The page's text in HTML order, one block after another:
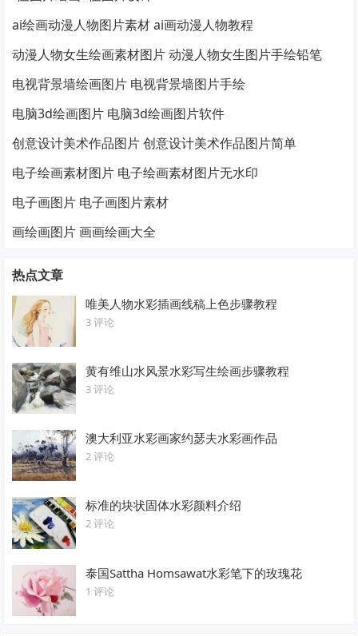
ai绘画动漫人物图片素材 ai画动漫人物教程
动漫人物女生绘画素材图片 动漫人物女生图片手绘铅笔
电视背景墙绘画图片 电视背景墙图片手绘
电脑3d绘画图片 电脑3d绘画图片软件
创意设计美术作品图片 创意设计美术作品图片简单
电子绘画素材图片 电子绘画素材图片无水印
电子画图片 电子画图片素材
画绘画图片 画画绘画大全
热点文章
唯美人物水彩插画线稿上色步骤教程
3 评论
黄有维山水风景水彩写生绘画步骤教程
3 评论
澳大利亚水彩画家约瑟夫水彩画作品
2 评论
标准的块状固体水彩颜料介绍
2 评论
泰国Sattha Homsawat水彩笔下的玫瑰花
1 评论